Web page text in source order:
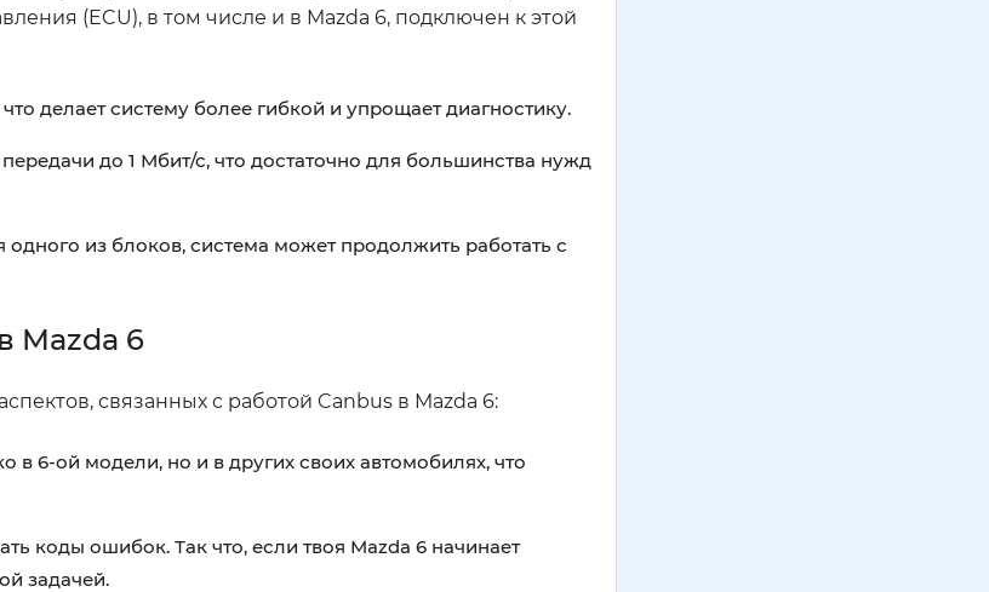
(ECU), в том числе и в Mazda 6, подключен к этой
делает систему более гибкой и упрощает диагностику.
до 1 Мбит/с, что достаточно для большинства нужд
из блоков, система может продолжить работать с
Mazda 6
связанных с работой Canbus в Mazda 6:
в 6-ой модели, но и в других своих автомобилях, что
коды ошибок. Так что, если твоя Mazda 6 начинает
задачей.